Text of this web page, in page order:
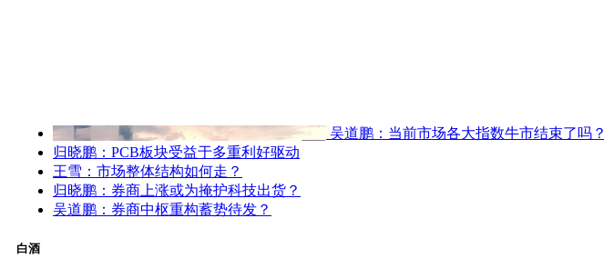
吴道鹏：当前市场各大指数牛市结束了吗？
归晓鹏：PCB板块受益于多重利好驱动
王雪：市场整体结构如何走？
归晓鹏：券商上涨或为掩护科技出货？
吴道鹏：券商中枢重构蓄势待发？
白酒